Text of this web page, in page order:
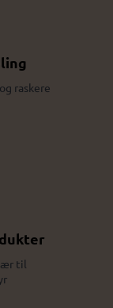
raskere
til